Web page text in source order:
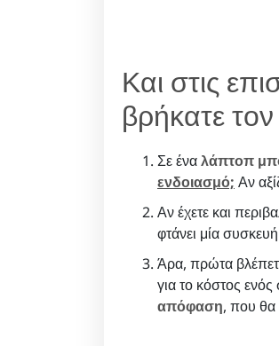
Και στις
βρήκατε
Σε έναλάπτοπ
ενδοιασμό; Αν
Αν έχετε και
φτάνει μία
Άρα, πρώτα
για το κόστος
απόφαση, που θα